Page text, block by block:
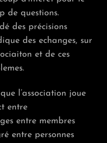
de questions.
des précisions
des echanges, sur
et de ces
l’association joue
entre
entre membres
entre personnes